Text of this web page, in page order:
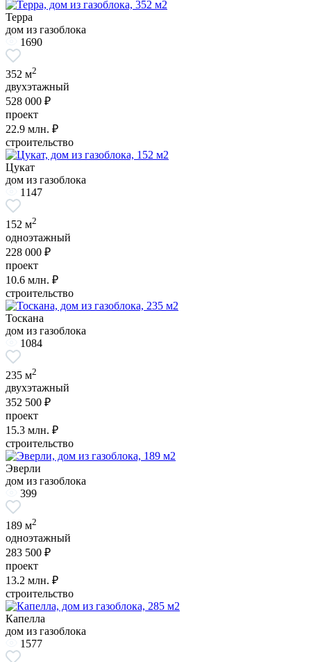
Терра
дом из газоблока
1690
352 м2
двухэтажный
528 000 ₽
проект
22.9 млн. ₽
строительство
Цукат
дом из газоблока
1147
152 м2
одноэтажный
228 000 ₽
проект
10.6 млн. ₽
строительство
Тоскана
дом из газоблока
1084
235 м2
двухэтажный
352 500 ₽
проект
15.3 млн. ₽
строительство
Эверли
дом из газоблока
399
189 м2
одноэтажный
283 500 ₽
проект
13.2 млн. ₽
строительство
Капелла
дом из газоблока
1577